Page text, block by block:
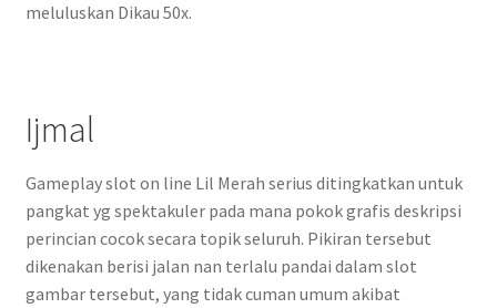
meluluskan Dikau 50x.
Ijmal
Gameplay slot on line Lil Merah serius ditingkatkan untuk
pangkat yg spektakuler pada mana pokok grafis deskripsi
perincian cocok secara topik seluruh. Pikiran tersebut
dikenakan berisi jalan nan terlalu pandai dalam slot
gambar tersebut, yang tidak cuman umum akibat